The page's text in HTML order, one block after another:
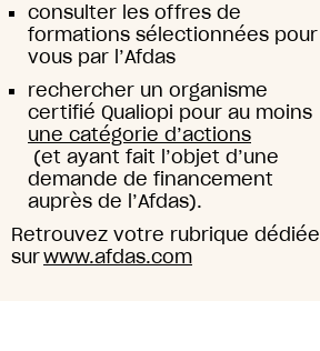
consulter les offres de
formations sélectionnées pour
vous par l’Afdas
rechercher un organisme
certifié Qualiopi pour au moins
une catégorie d’actions
(et ayant fait l’objet d’une
demande de financement
auprès de l’Afdas).
Retrouvez votre rubrique dédiée
surwww.afdas.com